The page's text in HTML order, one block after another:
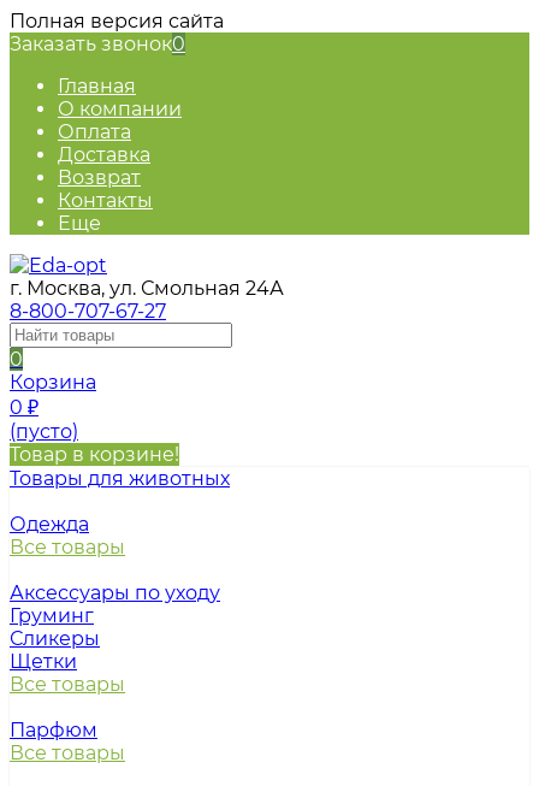
Полная версия сайта
Заказать звонок0
Главная
О компании
Оплата
Доставка
Возврат
Контакты
Еще
г. Москва, ул. Смольная 24А
8-800-707-67-27
0
Корзина
0 ₽
(пусто)
Товар в корзине!
Товары для животных
Одежда
Все товары
Аксессуары по уходу
Груминг
Сликеры
Щетки
Все товары
Парфюм
Все товары